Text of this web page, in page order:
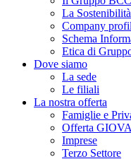
La Sostenibilità
Company
Schema
Etica di
Dove siamo
La sede
Le filiali
La nostra offerta
Famiglie e
Offerta
Imprese
Terzo Settore